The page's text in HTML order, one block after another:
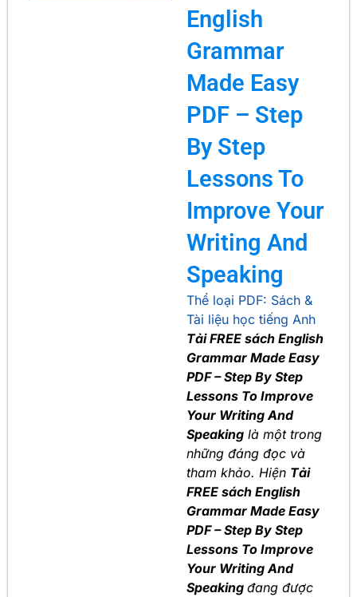
English
Grammar
Made Easy
PDF – Step
By Step
Lessons To
Improve Your
Writing And
Speaking
Thể loại PDF: Sách &
Tài liệu học tiếng Anh
Tải FREE sách English
Grammar Made Easy
PDF – Step By Step
Lessons To Improve
Your Writing And
Speaking là một trong
những đáng đọc và
tham khảo. Hiện Tải
FREE sách English
Grammar Made Easy
PDF – Step By Step
Lessons To Improve
Your Writing And
Speaking đang được